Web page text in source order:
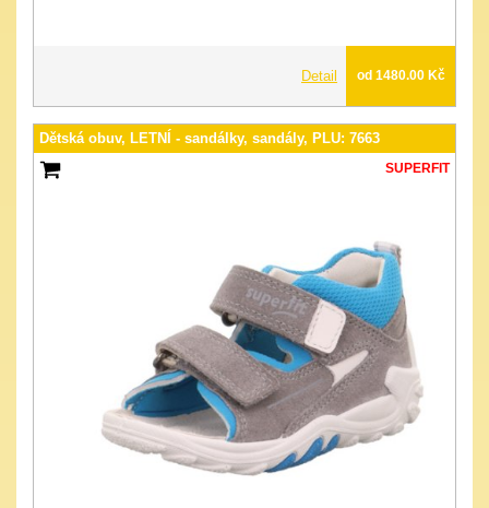
Detail od 1480.00 Kč
Dětská obuv, LETNÍ - sandálky, sandály, PLU: 7663
SUPERFIT